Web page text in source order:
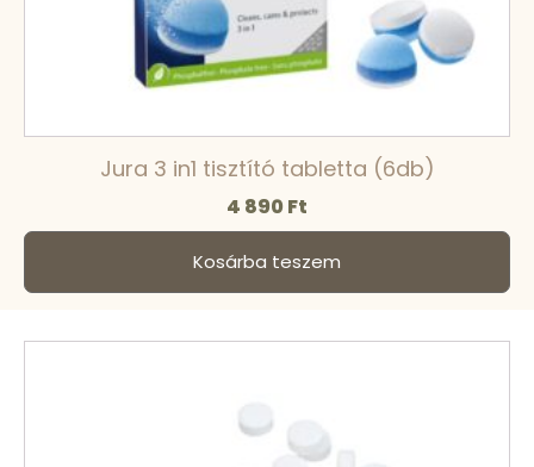
Jura 3 in1 tisztító tabletta (6db)
4 890Ft
Kosárba teszem